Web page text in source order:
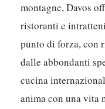
montagne, Davos
ristoranti e
punto di forza, con
dalle abbondanti
cucina
anima con una